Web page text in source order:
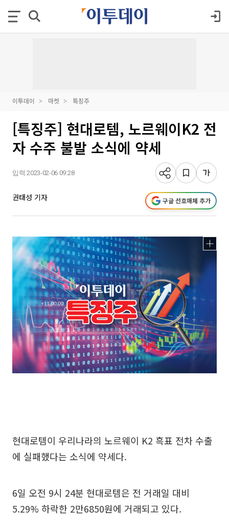
이투데이 마켓 특징주
[특징주] 현대로템, 노르웨이K2 전
자 수주 불발 소식에 약세
입력 2023-02-06 09:28
권태성 기자 구글 선호매체 추가
현대로템이 우리나라의 노르웨이 K2 흑표 전차 수출
에 실패했다는 소식에 약세다.
6일 오전 9시 24분 현대로템은 전 거래일 대비
5.29% 하락한 2만6850원에 거래되고 있다.